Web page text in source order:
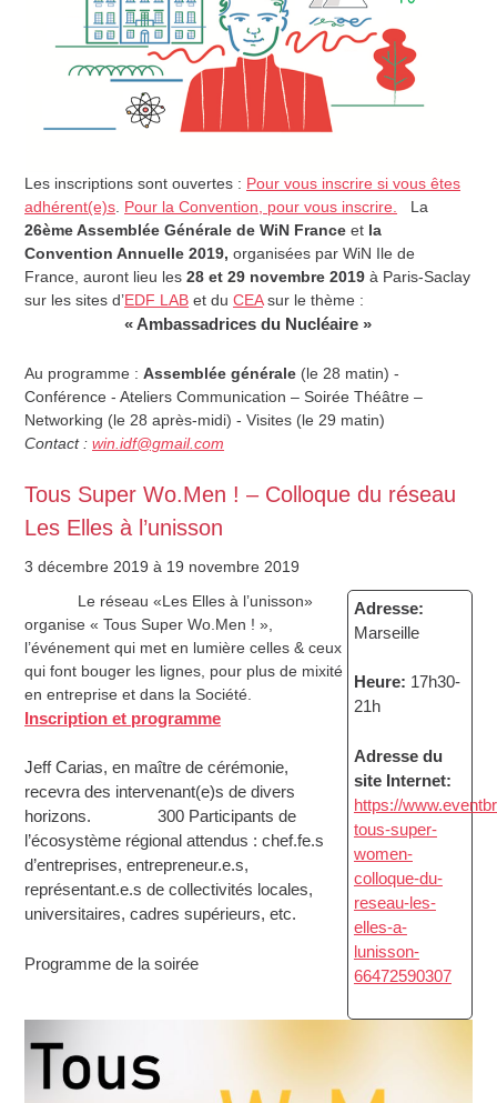
Les inscriptions sont ouvertes : Pour vous inscrire si vous êtes
adhérent(e)s. Pour la Convention, pour vous inscrire. La
26èmeAssemblée Générale deWiN Franceet la
Convention Annuelle 2019,organisées par WiN Ile de
France, auront lieu les28 et 29 novembre 2019 à Paris-Saclay
sur les sites d’EDF LAB et duCEAsur le thème :
« Ambassadrices du Nucléaire »
Au programme :Assemblée générale (le 28 matin) -
Conférence - Ateliers Communication – Soirée Théâtre –
Networking (le 28 après-midi) - Visites (le 29 matin)
Contact :win.idf@gmail.com
Tous Super Wo.Men ! – Colloque du réseau
Les Elles à l’unisson
3 décembre 2019 à 19 novembre 2019
Adresse:
Marseille
Heure: 17h30-
21h
Adresse du
site Internet:
https://
tous-super-
women-
colloque-du-
reseau-les-
elles-a-
lunisson-
66472590307
Le réseau «Les Elles à l’unisson»
organise « Tous Super Wo.Men ! »,
l’événement qui met en lumière celles & ceux
qui font bouger les lignes, pour plus de mixité
en entreprise et dans la Société.
Inscription et programme
Jeff Carias, en maître de cérémonie,
recevra des intervenant(e)s de divers
horizons. 300 Participants de
l’écosystème régional attendus : chef.fe.s
d’entreprises, entrepreneur.e.s,
représentant.e.s de collectivités locales,
universitaires, cadres supérieurs, etc.
Programme de la soirée